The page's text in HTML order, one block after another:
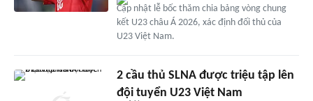
Cập nhật lễ bốc thăm chia bảng vòng chung
kết U23 châu Á 2026, xác định đối thủ của
U23 Việt Nam.
2 cầu thủ SLNA được triệu tập lên
đội tuyển U23 Việt Nam